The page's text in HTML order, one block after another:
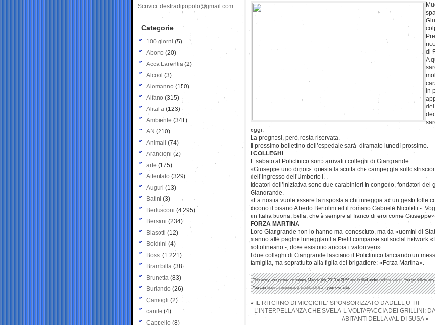
di
A
In
del
oggi.
La prognosi, però, resta riservata.
Il prossimo bollettino dell’ospedale sarà diramato lunedì prossimo.
I COLLEGHI
E sabato al Policlinico sono arrivati i colleghi di Giangrande.
«Giuseppe uno di noi»: questa la scritta che campeggia sullo
dell’ingresso dell’Umberto I. .
Ideatori dell’iniziativa sono due carabinieri in congedo, fondatori del
Giangrande.
«La nostra vuole essere la risposta a chi inneggia ad un gesto folle
dicono il pisano Alberto Bertolini ed il romano Gabriele Nicoletti -.
un’Italia buona, bella, che è sempre al fianco di eroi come
FORZA MARTINA
Loro Giangrande non lo hanno mai conosciuto, ma da «uomini di
stanno alle pagine inneggianti a Preiti comparse sui social
sottolineano -, dove esistono ancora i valori veri».
I due colleghi di Giangrande lasciano il Policlinico lanciando un
famiglia, ma soprattutto alla figlia del brigadiere: «Forza Martina».
This entry was posted on sabato, Maggio 4th, 2013 at 21:56 and is filed underradici e valori. You can follow
You canleave a response, ortrackbackfrom your own site.
«
IL RITORNO DI MICCICHE’ SPONSORIZZATO DA DELL’UTRI
L’INTERPELLANZA CHE SVELA IL VOLTAFACCIA DEI GRILLINI:
ABITANTI DELLA VAL DI SUSA»
Scrivici: destradipopolo@gmail.com
Categorie
100 giorni (5)
Aborto (20)
Acca Larentia (2)
Alcool (3)
Alemanno (150)
Alfano (315)
Alitalia (123)
Ambiente (341)
AN (210)
Animali (74)
Arancioni (2)
arte (175)
Attentato (329)
Auguri (13)
Batini (3)
Berlusconi (4.295)
Bersani (234)
Biasotti (12)
Boldrini (4)
Bossi (1.221)
Brambilla (38)
Brunetta (83)
Burlando (26)
Camogli (2)
canile (4)
Cappello (8)